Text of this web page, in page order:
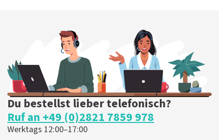
Du bestellst lieber telefonisch?
Ruf an +49 (0)2821 7859 978
Werktags 12:00–17:00